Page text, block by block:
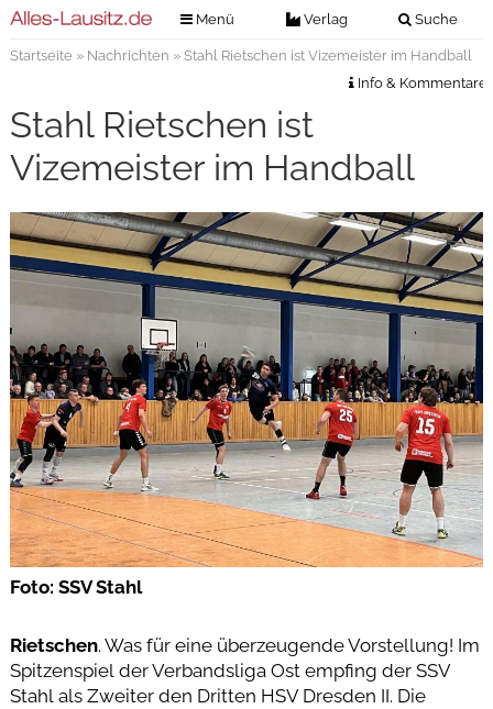
Menü Verlag Suche
Verlag
Kontakt
Impressum
Nachrichten
Veranstaltungstickets
Anzeigensuche
Digitale Ausgaben
Startseite» Nachrichten » Stahl Rietschen ist Vizemeister im Handball
Info & Kommentare
Stahl Rietschen ist
Vizemeister im Handball
Foto: SSV Stahl
Rietschen. Was für eine überzeugende Vorstellung! Im
Spitzenspiel der Verbandsliga Ost empfing der SSV
Stahl als Zweiter den Dritten HSV Dresden II. Die